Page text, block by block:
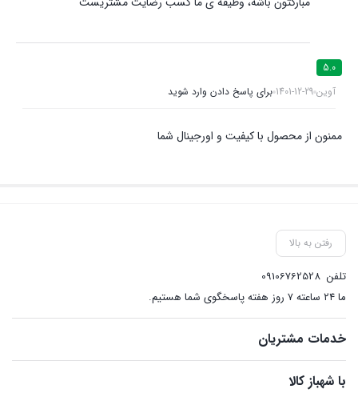
5.0
آوین 1401-12-29 برای پاسخ دادن وارد شوید
ممنون از محصول با کیفیت و اورجینال شما
رفتن به بالا
تلفن 09106762528
ما ۲۴ ساعته ۷ روز هفته پاسخگوی شما هستیم.
خدمات مشتریان
با شهباز کالا